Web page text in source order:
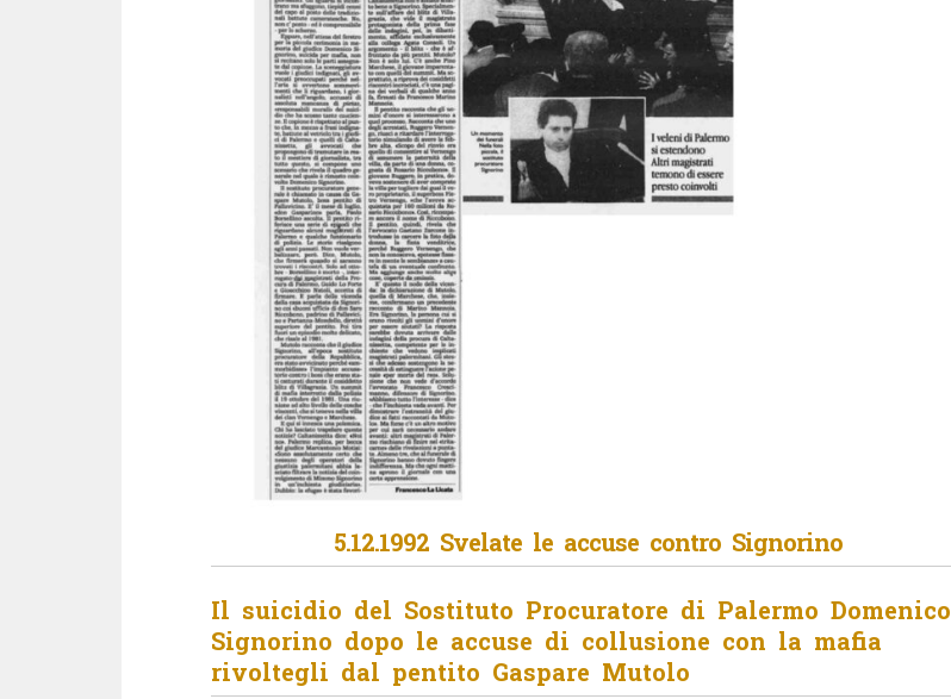
5.12.1992 Svelate le accuse contro Signorino
Il suicidio del Sostituto Procuratore di Palermo Domenico
Signorino dopo le accuse di collusione con la mafia
rivoltegli dal pentito Gaspare Mutolo